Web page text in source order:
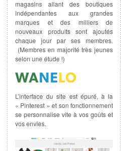
magasins allant des boutiques
indépendantes aux grandes
marques et des milliers de
nouveaux produits sont ajoutés
chaque jour par ses membres.
(Membres en majorité très jeunes
selon une étude !)
L’interface du site est épuré, à la
« Pinterest » et son fonctionnement
se personnalise vite à vos goûts et
vos envies.